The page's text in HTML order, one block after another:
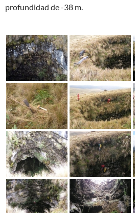
profundidad de -38 m.